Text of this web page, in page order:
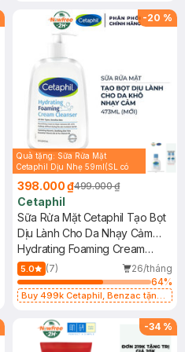
-20 %
Quà tặng: Sữa Rửa Mặt
Cetaphil Dịu Nhẹ 59ml(SL có
398.000 ₫499.000 ₫
Cetaphil
Sữa Rửa Mặt Cetaphil Tạo Bọt
Dịu Lành Cho Da Nhạy Cảm
473ml
Hydrating Foaming Cream
Cleanser
5.0 (7)
26/tháng
64%
Buy 499k Cetaphil, Benzac tặng
-34 %